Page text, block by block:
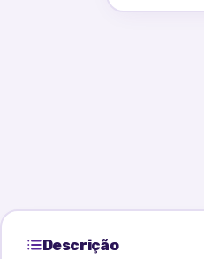
Descrição